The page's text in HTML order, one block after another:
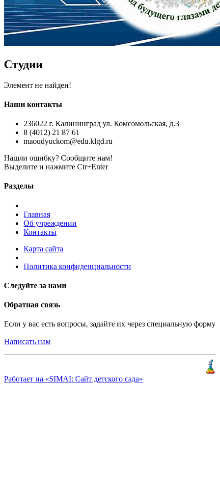
Студии
Элемент не найден!
Наши контакты
236022 г. Калининград ул. Комсомольская, д.3
8 (4012) 21 87 61
maoudyuckom@edu.klgd.ru
Нашли ошибку? Сообщите нам!
Выделите и нажмите Ctr+Enter
Разделы
Главная
Об учреждении
Контакты
Карта сайта
Политика конфиденциальности
Следуйте за нами
Обратная связь
Если у вас есть вопросы, задайте их через специальную форму
Написать нам
Работает на «SIMAI: Сайт детского сада»